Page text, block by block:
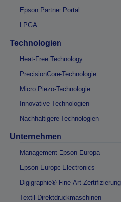
Epson Partner Portal
LPGA
Technologien
Heat-Free Technology
PrecisionCore-Technologie
Micro Piezo-Technologie
Innovative Technologien
Nachhaltigere Technologien
Unternehmen
Management Epson Europa
Epson Europe Electronics
Digigraphie® Fine-Art-Zertifizierung
Textil-Direktdruckmaschinen